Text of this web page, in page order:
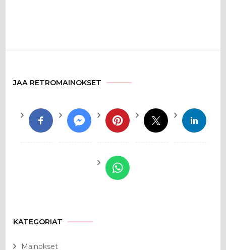
JAA RETROMAINOKSET
KATEGORIAT
Mainokset